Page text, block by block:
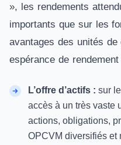
», les rendements
importants que sur les
avantages des unités de
espérance de
L’offre d’actifs : sur
accès à un très vaste
actions, obligations,
OPCVM diversifiés et